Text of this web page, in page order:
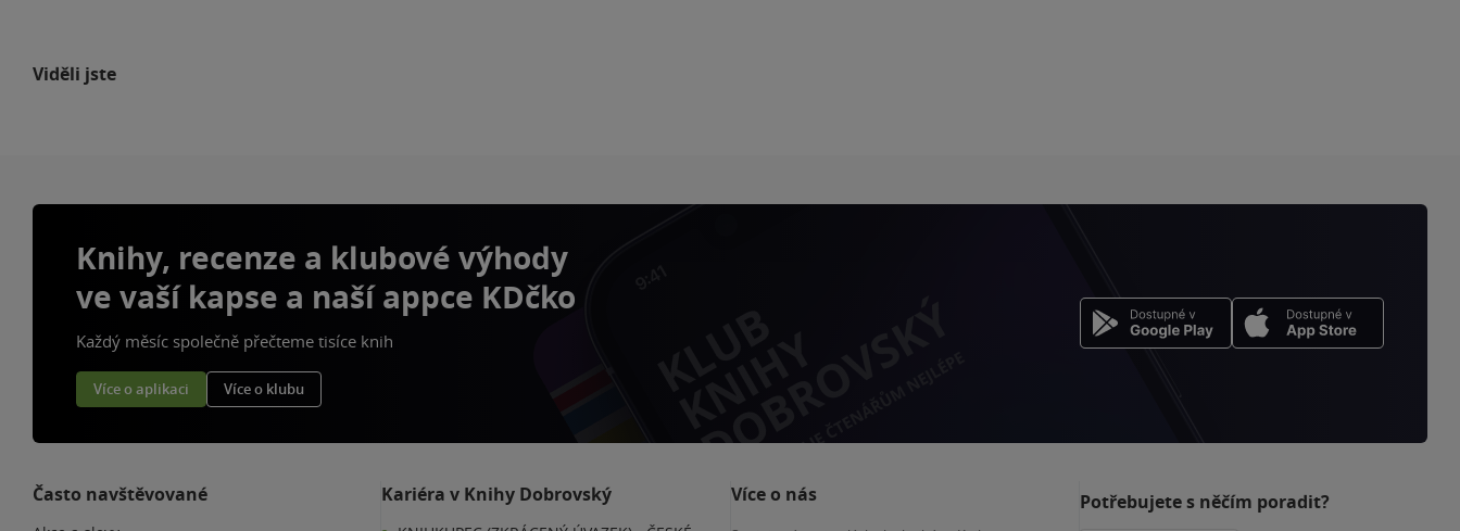
Viděli jste
Knihy, recenze a klubové výhody
ve vaší kapse a naší appce KDčko
Každý měsíc společně přečteme tisíce knih
Více o aplikaci Více o klubu
Často navštěvované Kariéra v Knihy Dobrovský Více o nás Potřebujete s něčím poradit?